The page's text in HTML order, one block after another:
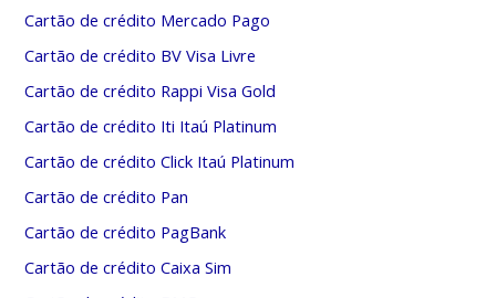
Cartão de crédito Mercado Pago
Cartão de crédito BV Visa Livre
Cartão de crédito Rappi Visa Gold
Cartão de crédito Iti Itaú Platinum
Cartão de crédito Click Itaú Platinum
Cartão de crédito Pan
Cartão de crédito PagBank
Cartão de crédito Caixa Sim